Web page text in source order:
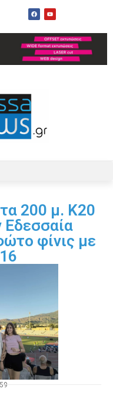
200 μ. Κ20
Εδεσσαία
φίνις με